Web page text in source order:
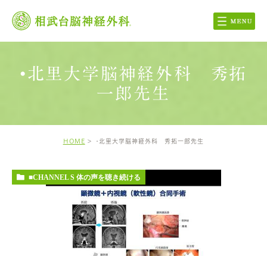
•北里大学脳神経外科 秀拓
一郎先生
HOME •北里大学脳神経外科 秀拓一郎先生
■CHANNEL S 体の声を聴き続ける